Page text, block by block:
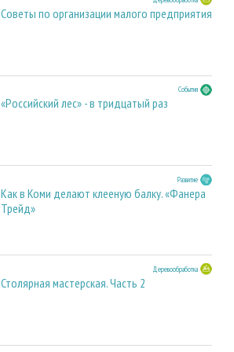
Советы по организации малого предприятия
События
«Российский лес» - в тридцатый раз
Развитие
Как в Коми делают клееную балку. «Фанера
Трейд»
Деревообработка
Столярная мастерская. Часть 2